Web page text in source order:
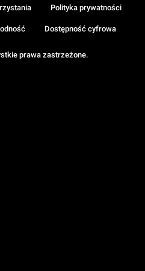
prawa zastrzeżone.
Polityka prywatności
Dostępność cyfrowa